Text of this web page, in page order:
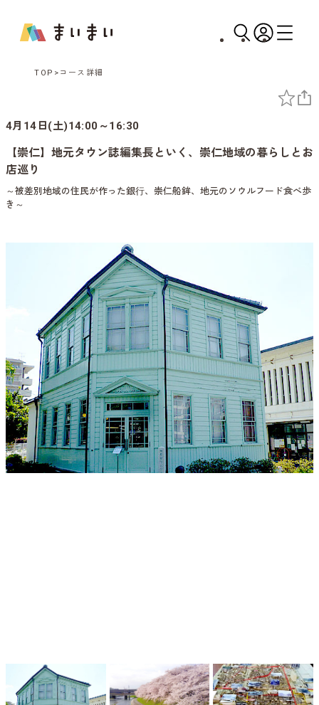
TOP コース詳細
4月14日(土)14:00～16:30
【崇仁】地元タウン誌編集長といく、崇仁地域の暮らしとお
店巡り
～被差別地域の住民が作った銀⾏、崇仁船鉾、地元のソウルフード食べ歩
き～